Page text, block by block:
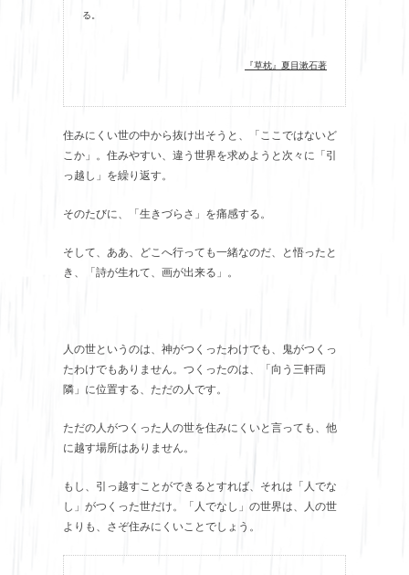
る。
『草枕』夏目漱石著
住みにくい世の中から抜け出そうと、「ここではないど
こか」。住みやすい、違う世界を求めようと次々に「引
っ越し」を繰り返す。
そのたびに、「生きづらさ」を痛感する。
そして、ああ、どこへ行っても一緒なのだ、と悟ったと
き、「詩が生れて、画が出来る」。
人の世というのは、神がつくったわけでも、鬼がつくっ
たわけでもありません。つくったのは、「向う三軒両
隣」に位置する、ただの人です。
ただの人がつくった人の世を住みにくいと言っても、他
に越す場所はありません。
もし、引っ越すことができるとすれば、それは「人でな
し」がつくった世だけ。「人でなし」の世界は、人の世
よりも、さぞ住みにくいことでしょう。